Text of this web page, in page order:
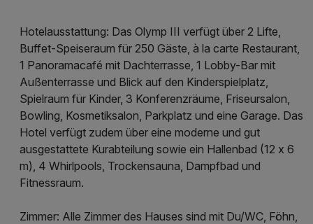
Hotelausstattung: Das Olymp III verfügt über 2 Lifte,
Buffet-Speiseraum für 250 Gäste, à la carte Restaurant,
1 Panoramacafé mit Dachterrasse, 1 Lobby-Bar mit
Außenterrasse und Blick auf den Kinderspielplatz,
Spielraum für Kinder, 3 Konferenzräume, Friseursalon,
Bowling, Kosmetiksalon, Parkplatz und eine Garage. Das
Hotel verfügt zudem über eine moderne und gut
ausgestattete Kurabteilung sowie ein Hallenbad (12 x 6
m), 4 Whirlpools, Trockensauna, Dampfbad und
Fitnessraum.
Zimmer: Alle Zimmer des Hauses sind mit Du/WC, Föhn,